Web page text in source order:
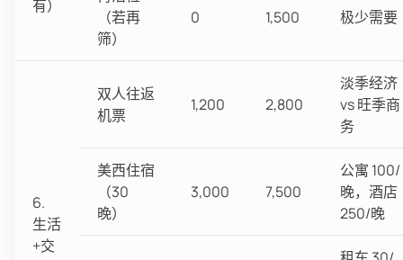
有）
（若再
筛）
0 1,500 极少需要
6.
生活
+交
双人往返
机票
1,200 2,800
淡季经济
vs 旺季商
务
美西住宿
（30
晚）
3,000 7,500
公寓 100/
晚，酒店
250/晚